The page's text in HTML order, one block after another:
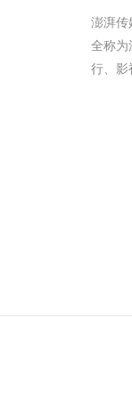
澎湃传
全称为
行、影